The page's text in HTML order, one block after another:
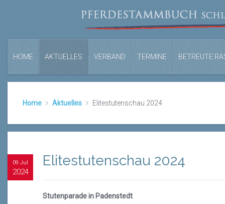
HOME AKTUELLES VERBAND TERMINE BETREUTE
Home Aktuelles Elitestutenschau 2024
09 Jul
2024
Elitestutenschau 2024
Stutenparade in Padenstedt